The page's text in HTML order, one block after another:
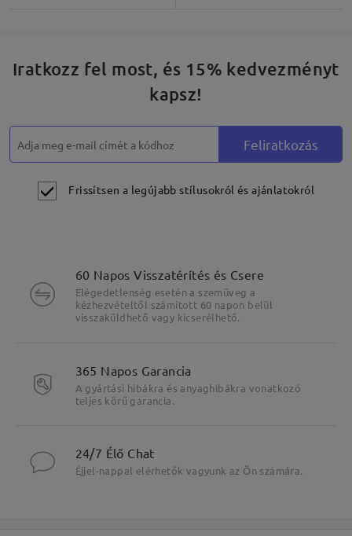
Iratkozz fel most, és 15% kedvezményt
kapsz!
Feliratkozás
Frissítsen a legújabb stílusokról és ajánlatokról
60 Napos Visszatérítés és Csere
Elégedetlenség esetén a szemüveg a
kézhezvételtől számított 60 napon belül
visszaküldhető vagy kicserélhető.
365 Napos Garancia
A gyártási hibákra és anyaghibákra vonatkozó
teljes körű garancia.
24/7 Élő Chat
Éjjel-nappal elérhetők vagyunk az Ön számára.